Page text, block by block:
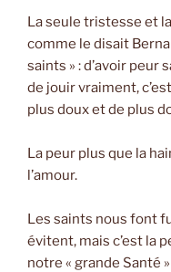
La seule tristesse et
comme le disait
saints » : d’avoir peur
de jouir vraiment,
plus doux et de plus
La peur plus que la
l’amour.
Les saints nous font
évitent, mais c’est la
notre « grande Santé